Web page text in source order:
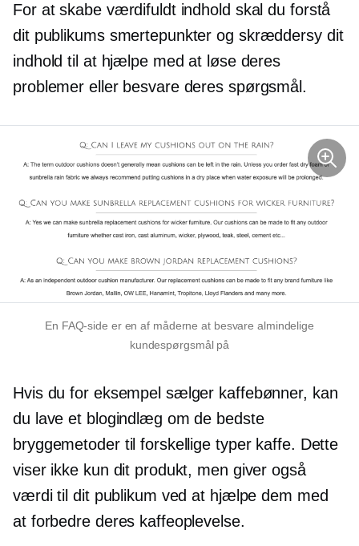
For at skabe værdifuldt indhold skal du forstå
dit publikums smertepunkter og skræddersy dit
indhold til at hjælpe med at løse deres
problemer eller besvare deres spørgsmål.
En FAQ-side er en af ​​måderne at besvare almindelige
kundespørgsmål på
Hvis du for eksempel sælger kaffebønner, kan
du lave et blogindlæg om de bedste
bryggemetoder til forskellige typer kaffe. Dette
viser ikke kun dit produkt, men giver også
værdi til dit publikum ved at hjælpe dem med
at forbedre deres kaffeoplevelse.